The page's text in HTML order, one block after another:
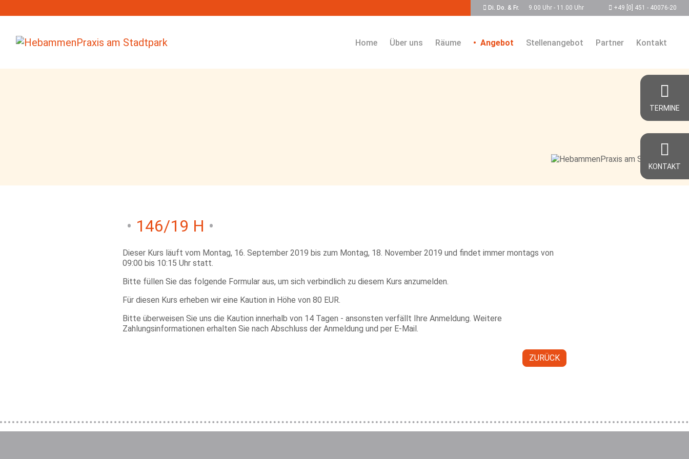
Di. Do. & Fr. 9.00 Uhr - 11.00 Uhr +49 [0] 451 - 40076-20
Home
Über uns Räume Angebot Stellenangebot Partner Kontakt
TERMINE
KONTAKT
146/19 H
Dieser Kurs läuft vom Montag, 16. September 2019 bis zum Montag, 18. November 2019 und findet immer montags von
09:00 bis 10:15 Uhr statt.
Bitte füllen Sie das folgende Formular aus, um sich verbindlich zu diesem Kurs anzumelden.
Für diesen Kurs erheben wir eine Kaution in Höhe von 80 EUR.
Bitte überweisen Sie uns die Kaution innerhalb von 14 Tagen - ansonsten verfällt Ihre Anmeldung. Weitere
Zahlungsinformationen erhalten Sie nach Abschluss der Anmeldung und per E-Mail.
ZURÜCK